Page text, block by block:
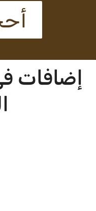
إضافات